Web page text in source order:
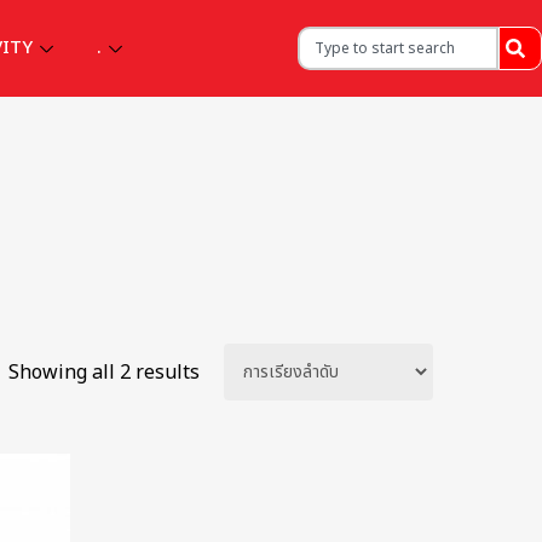
.
Showing all 2 results